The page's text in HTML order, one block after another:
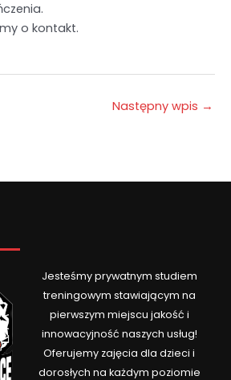
o kontakt.
Następny wpis →
Jesteśmy prywatnym studiem
treningowym stawiającym na
pierwszym miejscu jakość i
innowacyjność naszych usług!
Oferujemy zajęcia dla dzieci i
dorosłych na każdym poziomie